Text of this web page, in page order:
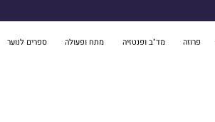
פרוזה מד"ב ופנטזיה מתח ופעולה ספרים לנוער